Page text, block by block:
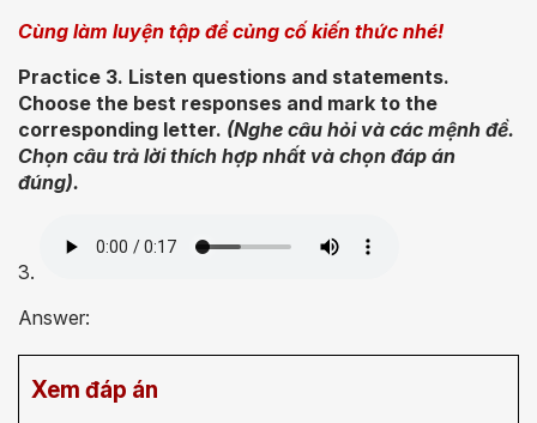
Cùng làm luyện tập để củng cố kiến thức nhé!
Practice 3. Listen questions and statements.
Choose the best responses and mark to the
corresponding letter. (Nghe câu hỏi và các mệnh đề.
Chọn câu trả lời thích hợp nhất và chọn đáp án
đúng).
3.
Answer:
Xem đáp án